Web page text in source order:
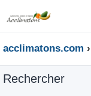
acclimatons.com
Rechercher